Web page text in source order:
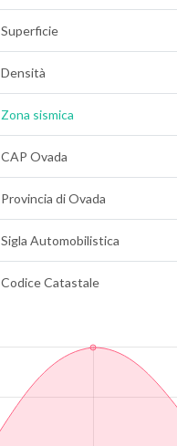
Superficie
Densità
Zona sismica
CAP Ovada
Provincia di Ovada
Sigla Automobilistica
Codice Catastale